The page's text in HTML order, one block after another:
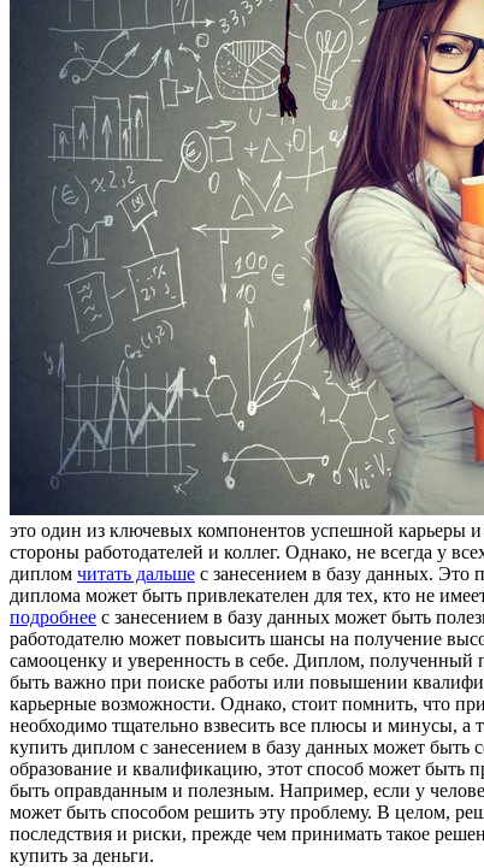
это один из ключевых компонентов успешной карьеры
стороны работодателей и коллег. Однако, не всегда у
диплом читать дальше с занесением в базу данных. Это
диплома может быть привлекателен для тех, кто не
подробнее с занесением в базу данных может быть
работодателю может повысить шансы на получение
самооценку и уверенность в себе. Диплом, полученный
быть важно при поиске работы или повышении
карьерные возможности. Однако, стоит помнить, что
необходимо тщательно взвесить все плюсы и минусы, а
купить диплом с занесением в базу данных может быть
образование и квалификацию, этот способ может быть
быть оправданным и полезным. Например, если у
может быть способом решить эту проблему. В целом,
последствия и риски, прежде чем принимать такое
купить за деньги.